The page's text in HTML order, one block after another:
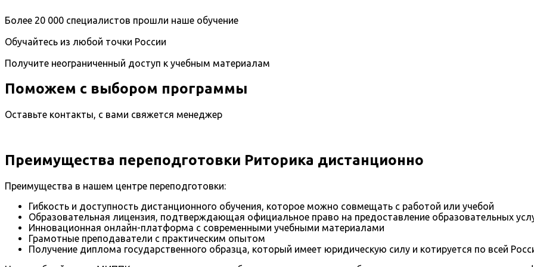
Более 20 000 специалистов прошли наше обучение
Обучайтесь из любой точки России
Получите неограниченный доступ к учебным материалам
Поможем с выбором программы
Оставьте контакты, с вами свяжется менеджер
Преимущества переподготовки Риторика дистанционно
Преимущества в нашем центре переподготовки:
Гибкость и доступность дистанционного обучения, которое можно совмещать с работой или учебой
Образовательная лицензия, подтверждающая официальное право на предоставление образовательных
Инновационная онлайн-платформа с современными учебными материалами
Грамотные преподаватели с практическим опытом
Получение диплома государственного образца, который имеет юридическую силу и котируется по всей